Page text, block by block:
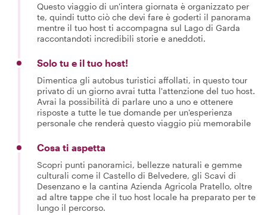
Questo viaggio di un'intera giornata è organizzato per
te, quindi tutto ciò che devi fare è goderti il panorama
mentre il tuo host ti accompagna sul Lago di Garda
raccontandoti incredibili storie e aneddoti.
Solo tu e il tuo host!
Dimentica gli autobus turistici affollati, in questo tour
privato di un giorno avrai tutta l'attenzione del tuo host.
Avrai la possibilità di parlare uno a uno e ottenere
risposte a tutte le tue domande per un'esperienza
personale che renderà questo viaggio più memorabile
Cosa ti aspetta
Scopri punti panoramici, bellezze naturali e gemme
culturali come il Castello di Belvedere, gli Scavi di
Desenzano e la cantina Azienda Agricola Pratello, oltre
ad altre tappe che il tuo host locale ha preparato per te
lungo il percorso.